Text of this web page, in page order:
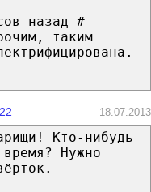
назад #
таким
18.07.2013
Кто-нибудь
Нужно